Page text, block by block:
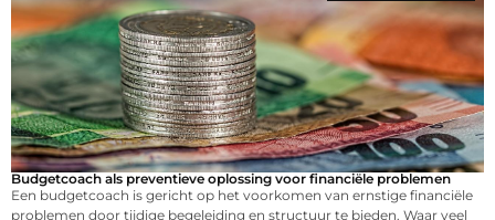
Budgetcoach als preventieve oplossing voor financiële problemen
Een budgetcoach is gericht op het voorkomen van ernstige financiële
problemen door tijdige begeleiding en structuur te bieden. Waar veel